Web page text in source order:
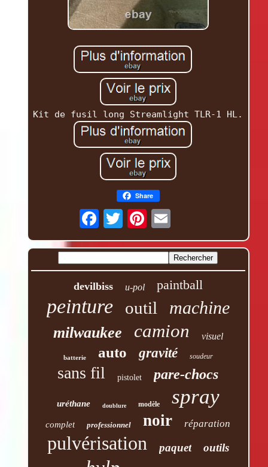
Kit de fusil long Streamlight TLR-1 HL.
Share
devilbiss u-pol paintball
peinture outil machine
milwaukee camion visuel
batterie auto gravité soudeur
sans fil pistolet pare-chocs
uréthane doublure modèle spray
complet professionnel noir réparation
pulvérisation paquet outils